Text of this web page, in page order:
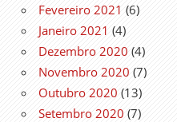
Fevereiro 2021 (6)
Janeiro 2021 (4)
Dezembro 2020 (4)
Novembro 2020 (7)
Outubro 2020 (13)
Setembro 2020 (7)